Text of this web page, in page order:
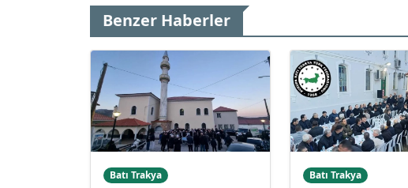
Benzer Haberler
Batı Trakya Batı Trakya